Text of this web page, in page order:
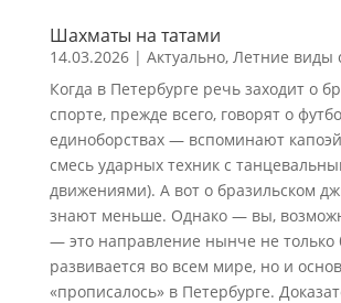
Шахматы на татами
14.03.2026| Актуально, Летние виды
Когда в Петербурге речь заходит о
спорте, прежде всего, говорят о
единоборствах — вспоминают
смесь ударных техник с
движениями). А вот о бразильском
знают меньше. Однако — вы,
— это направление нынче не только
развивается во всем мире, но и
«прописалось» в Петербурге.